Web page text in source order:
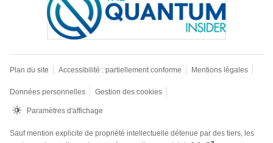
Plan du site Accessibilité : partiellement conforme Mentions légales
Données personnelles Gestion des cookies
Paramètres d'affichage
Sauf mention explicite de propriété intellectuelle détenue par des tiers, les